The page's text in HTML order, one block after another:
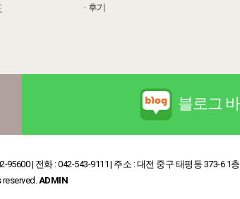
후기
블로그
| 전화 : 042-543-9111 | 주소 : 대전 중구 태평동 373-6 1층
reserved.ADMIN